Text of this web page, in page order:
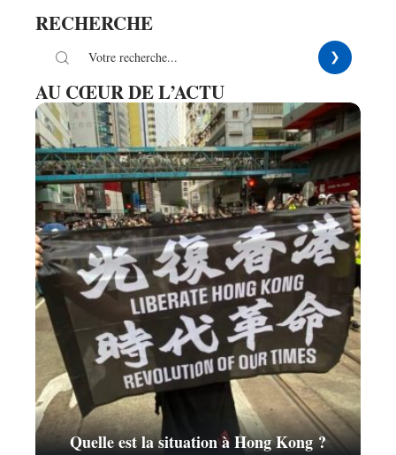
RECHERCHE
AU CŒUR DE L’ACTU
Quelle est la situation à Hong Kong ?